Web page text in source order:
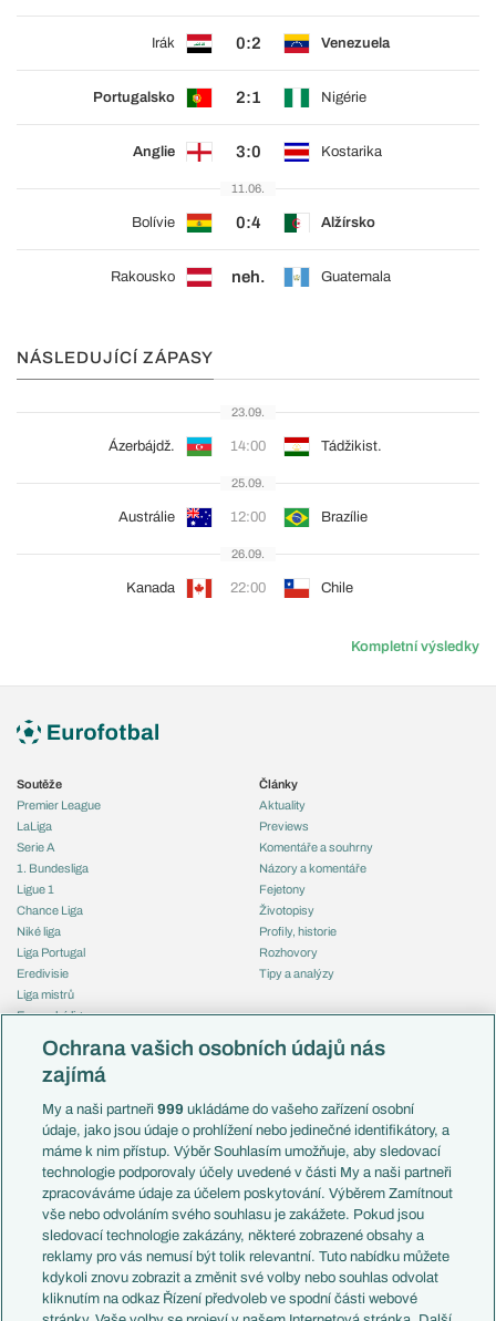
Irák 0:2 Venezuela
Portugalsko 2:1 Nigérie
Anglie 3:0 Kostarika
11.06.
Bolívie 0:4 Alžírsko
Rakousko neh. Guatemala
NÁSLEDUJÍCÍ ZÁPASY
23.09.
Ázerbájdž. 14:00 Tádžikist.
25.09.
Austrálie 12:00 Brazílie
26.09.
Kanada 22:00 Chile
Kompletní výsledky
Soutěže
Premier League
LaLiga
Serie A
1. Bundesliga
Ligue 1
Chance Liga
Niké liga
Liga Portugal
Eredivisie
Liga mistrů
Evropská liga
Mistrovství světa
Liga národů
Témata
Představení týmů MS
EuroSkauting
PL v kostce
Evropské koeficienty
Přestupy
Přestupové spekulace
Zranění
Články
Aktuality
Previews
Komentáře a souhrny
Názory a komentáře
Fejetony
Životopisy
Profily, historie
Rozhovory
Tipy a analýzy
Česko
Francie
Itálie
Německo
Španělsko
Argentina
Brazílie
Přestupy
Zápasy
Livescore
Ochrana vašich osobních údajů nás
zajímá
My a naši partneři999 ukládáme do vašeho zařízení osobní
údaje, jako jsou údaje o prohlížení nebo jedinečné identifikátory, a
máme k nim přístup. Výběr Souhlasím umožňuje, aby sledovací
technologie podporovaly účely uvedené v části My a naši partneři
zpracováváme údaje za účelem poskytování. Výběrem Zamítnout
vše nebo odvoláním svého souhlasu je zakážete. Pokud jsou
sledovací technologie zakázány, některé zobrazené obsahy a
reklamy pro vás nemusí být tolik relevantní. Tuto nabídku můžete
kdykoli znovu zobrazit a změnit své volby nebo souhlas odvolat
kliknutím na odkaz Řízení předvoleb ve spodní části webové